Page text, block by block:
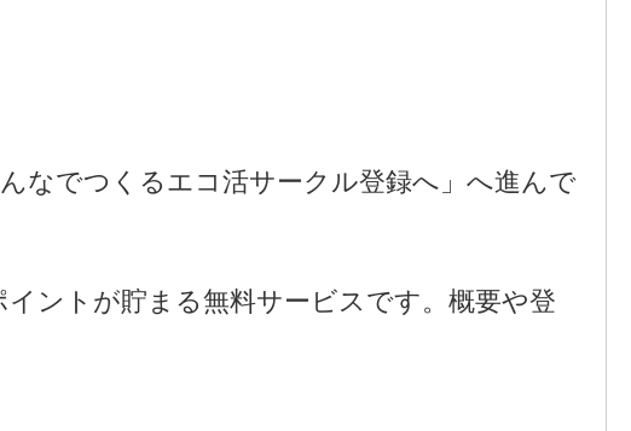
なでつくるエコ活サークル登録へ」へ進んで
ントが貯まる無料サービスです。概要や登